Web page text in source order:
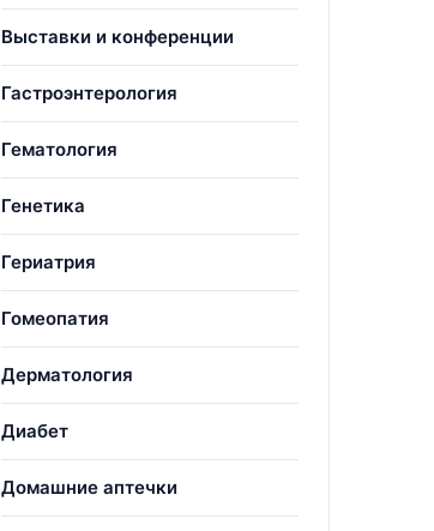
Выставки и конференции
Гастроэнтерология
Гематология
Генетика
Гериатрия
Гомеопатия
Дерматология
Диабет
Домашние аптечки